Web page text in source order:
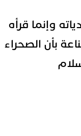
وإنما قرأه
بأن الصحراء